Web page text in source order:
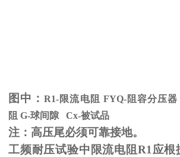
图中：R1-限流电阻 FYQ-阻容分压
阻 G-球间隙 Cx-被试品
注：高压尾必须可靠接地。
工频耐压试验中限流电阻 R1 应根